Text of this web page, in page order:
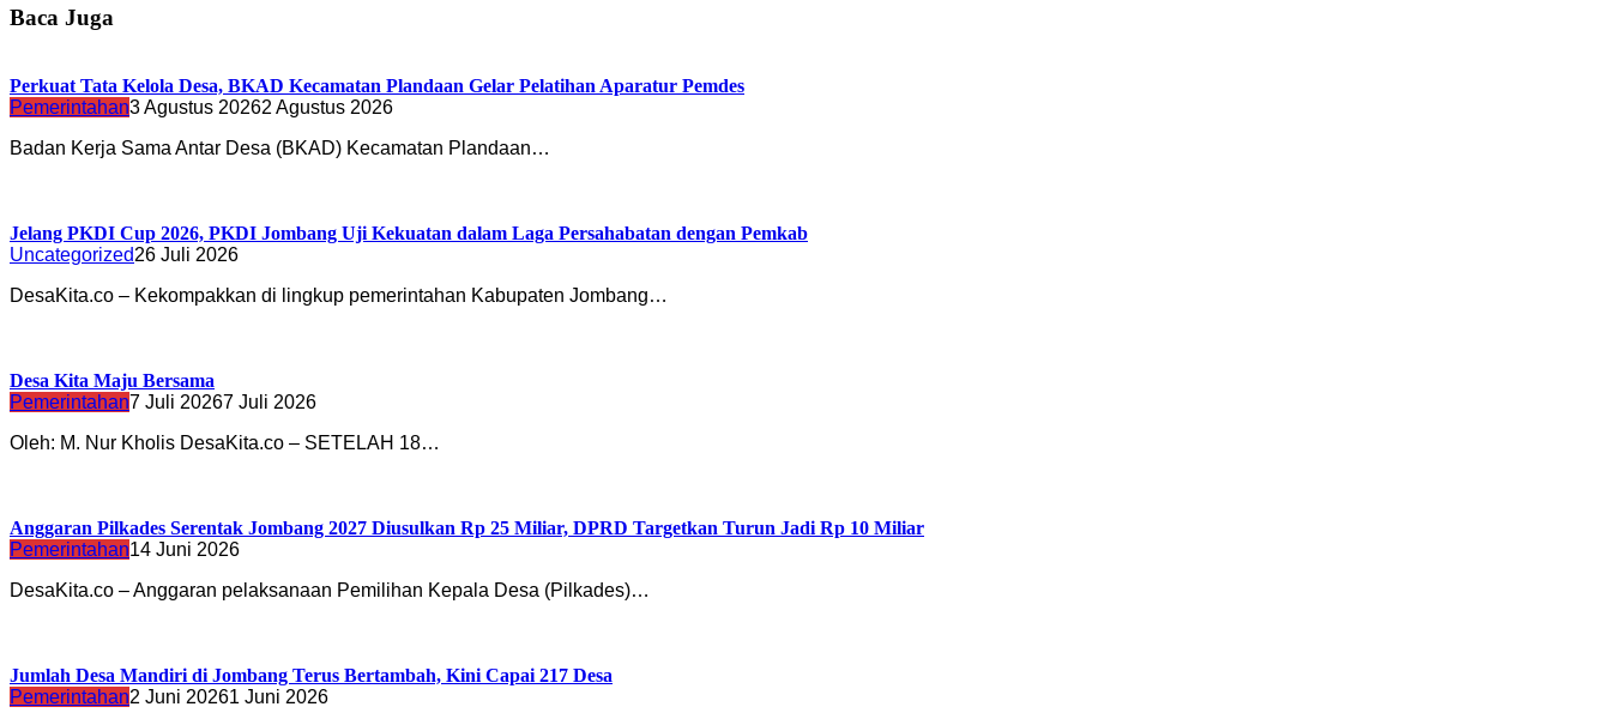
Baca Juga
Perkuat Tata Kelola Desa, BKAD Kecamatan Plandaan Gelar Pelatihan Aparatur Pemdes
Pemerintahan3 Agustus 20262 Agustus 2026
Badan Kerja Sama Antar Desa (BKAD) Kecamatan Plandaan…
Jelang PKDI Cup 2026, PKDI Jombang Uji Kekuatan dalam Laga Persahabatan dengan Pemkab
Uncategorized26 Juli 2026
DesaKita.co – Kekompakkan di lingkup pemerintahan Kabupaten Jombang…
Desa Kita Maju Bersama
Pemerintahan7 Juli 20267 Juli 2026
Oleh: M. Nur Kholis DesaKita.co – SETELAH 18…
Anggaran Pilkades Serentak Jombang 2027 Diusulkan Rp 25 Miliar, DPRD Targetkan Turun Jadi Rp 10 Miliar
Pemerintahan14 Juni 2026
DesaKita.co – Anggaran pelaksanaan Pemilihan Kepala Desa (Pilkades)…
Jumlah Desa Mandiri di Jombang Terus Bertambah, Kini Capai 217 Desa
Pemerintahan2 Juni 20261 Juni 2026